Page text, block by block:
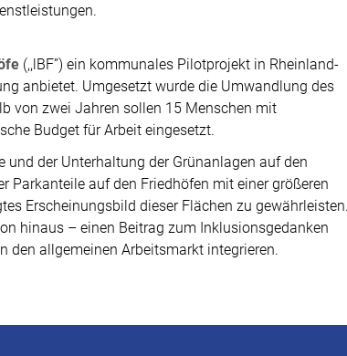
(,,lBF”) ein kommunales Pilotprojekt in Rheinland-
anbietet. Umgesetzt wurde die Umwandlung des
von zwei Jahren sollen 15 Menschen mit
Budget für Arbeit eingesetzt.
und der Unterhaltung der Grünanlagen auf den
Parkanteile auf den Friedhöfen mit einer größeren
Erscheinungsbild dieser Flächen zu gewährleisten.
hinaus – einen Beitrag zum Inklusionsgedanken
den allgemeinen Arbeitsmarkt integrieren.